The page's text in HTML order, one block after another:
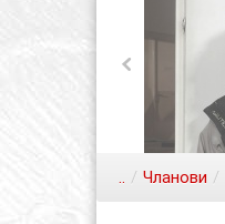
.. / Чланови /